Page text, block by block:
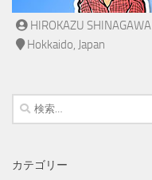
HIROKAZU SHINAGAWA
Hokkaido, Japan
検
索:
カテゴリー